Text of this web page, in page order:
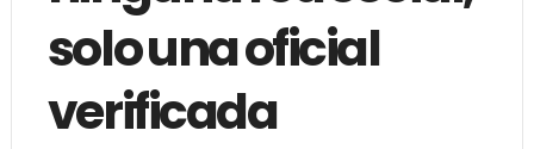
solo una oficial
verificada